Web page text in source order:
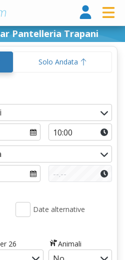
Pantelleria Trapani
Solo Andata
Date alternative
26 Animali